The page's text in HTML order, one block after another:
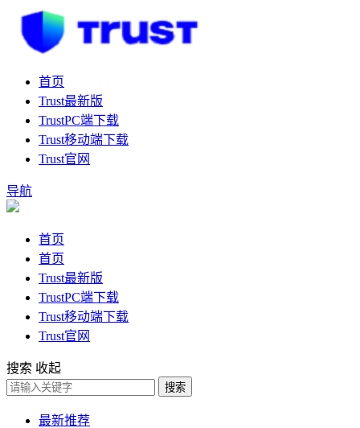
首页
Trust最新版
TrustPC端下载
Trust移动端下载
Trust官网
导航
首页
首页
Trust最新版
TrustPC端下载
Trust移动端下载
Trust官网
搜索 收起
搜索
最新推荐